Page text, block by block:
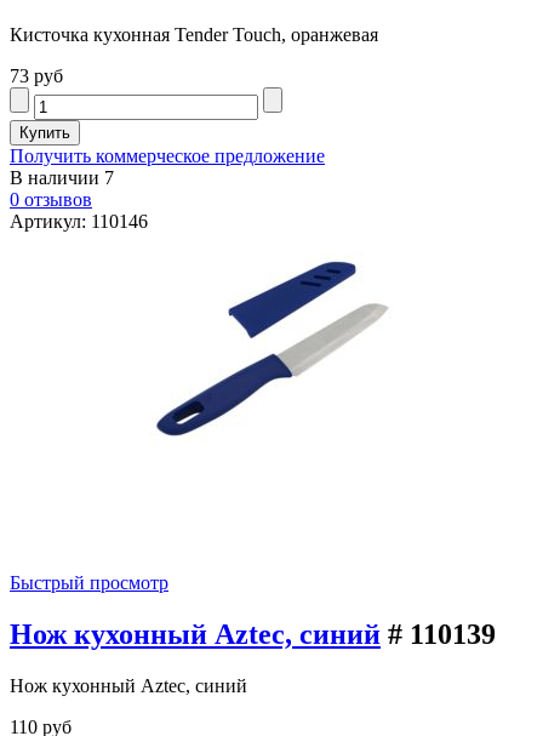
Кисточка кухонная Tender Touch, оранжевая
73 руб
Получить коммерческое предложение
В наличии 7
0 отзывов
Артикул: 110146
Быстрый просмотр
Нож кухонный Aztec, синий # 110139
Нож кухонный Aztec, синий
110 руб